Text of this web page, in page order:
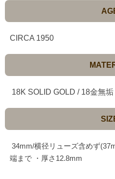
CIRCA 1950
18K SOLID GOLD / 18金無垢
34mm/横径リューズ含めず
端まで ・厚さ12.8mm